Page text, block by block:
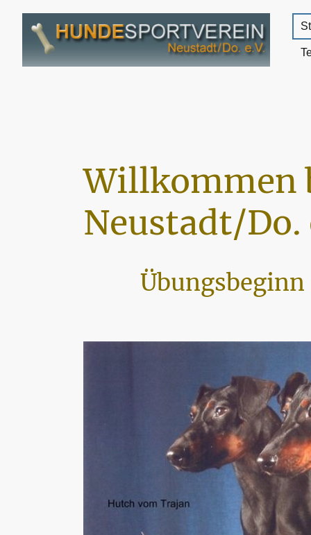
Willkommen
Neustadt/Do.
Übungsbeginn